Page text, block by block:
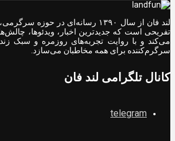
لند فان از سال ۱۳۹۰ رسانه‌ای در
تفریحی است که جدیدترین اخبار، ویدئوها،
می‌کند و با روایت تجربه‌های روزمره و سبک
سرگرم‌کننده برای همه مخاطبان می‌سازد.
کانال تلگرامی لند فان
telegram